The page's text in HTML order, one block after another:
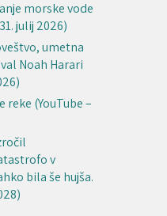
morske vode
julij 2026)
umetna
Noah Harari
reke (YouTube –
v
bila še hujša.